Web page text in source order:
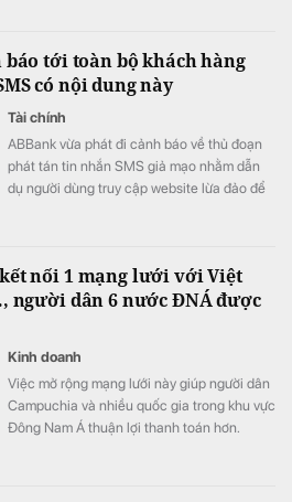
tới toàn bộ khách hàng
có nội dung này
Tài chính
ABBank vừa phát đi cảnh báo về thủ đoạn
phát tán tin nhắn SMS giả mạo nhằm dẫn
dụ người dùng truy cập website lừa đảo để
nối 1 mạng lưới với Việt
người dân 6 nước ĐNÁ được
Kinh doanh
Việc mở rộng mạng lưới này giúp người dân
Campuchia và nhiều quốc gia trong khu vực
Đông Nam Á thuận lợi thanh toán hơn.